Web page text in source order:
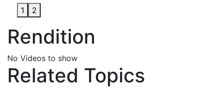
1 2
Rendition
No Videos to show
Related Topics